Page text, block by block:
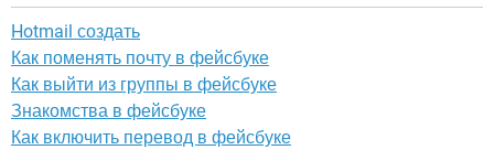
Hotmail создать
Как поменять почту в фейсбуке
Как выйти из группы в фейсбуке
Знакомства в фейсбуке
Как включить перевод в фейсбуке